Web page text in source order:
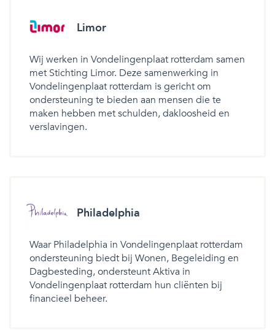
Limor
Wij werken in Vondelingenplaat rotterdam samen
met Stichting Limor. Deze samenwerking in
Vondelingenplaat rotterdam is gericht om
ondersteuning te bieden aan mensen die te
maken hebben met schulden, dakloosheid en
verslavingen.
Philadelphia
Waar Philadelphia in Vondelingenplaat rotterdam
ondersteuning biedt bij Wonen, Begeleiding en
Dagbesteding, ondersteunt Aktiva in
Vondelingenplaat rotterdam hun cliënten bij
financieel beheer.